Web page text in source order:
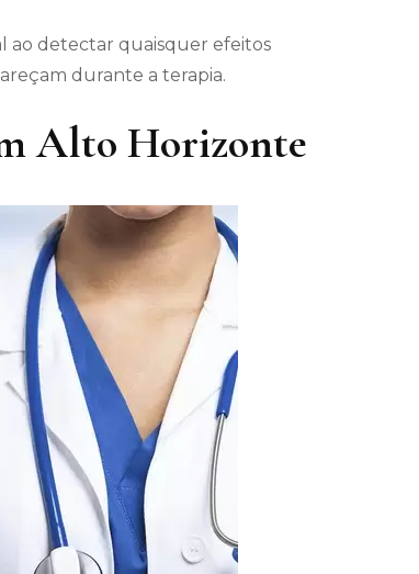
ao detectar quaisquer efeitos
durante a terapia.
Alto Horizonte